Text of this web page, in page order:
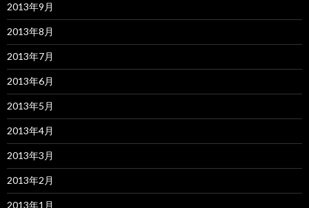
2013年9月
2013年8月
2013年7月
2013年6月
2013年5月
2013年4月
2013年3月
2013年2月
2013年1月